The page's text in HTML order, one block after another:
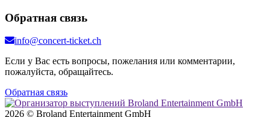
Обратная связь
info@concert-ticket.ch
Если у Вас есть вопросы, пожелания или комментарии,
пожалуйста, обращайтесь.
Обратная связь
2026 © Broland Entertainment GmbH